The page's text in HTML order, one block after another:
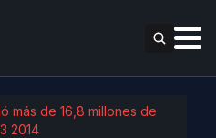
más de 16,8 millones de
2014